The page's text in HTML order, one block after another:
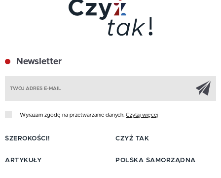
Newsletter
Wyrażam zgodę na przetwarzanie danych. Czytaj więcej
SZEROKOŚCI!
ARTYKUŁY
CZYŻ TAK
POLSKA SAMORZĄDNA